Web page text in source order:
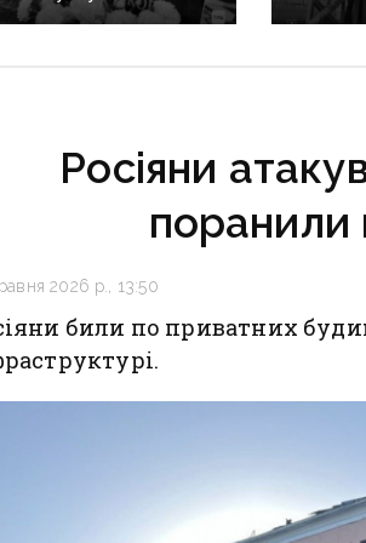
із загиблим
та
Росіяни
поранили
2026 р., 13:50
били по приватних